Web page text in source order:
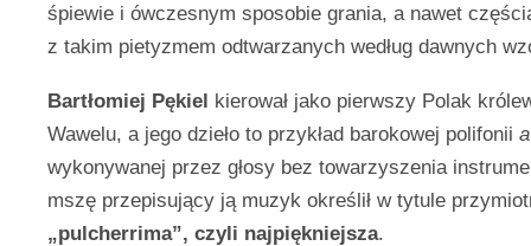
śpiewie i ówczesnym sposobie grania, a nawet
z takim pietyzmem odtwarzanych według dawnych
Bartłomiej Pękiel kierował jako pierwszy Polak
Wawelu, a jego dzieło to przykład barokowej polifonii
wykonywanej przez głosy bez towarzyszenia
mszę przepisujący ją muzyk określił w tytule
„pulcherrima”, czyli najpiękniejsza.